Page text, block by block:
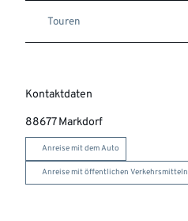
Touren
Kontaktdaten
88677Markdorf
Anreise mit dem Auto
Anreise mit öffentlichen Verkehrsmitteln